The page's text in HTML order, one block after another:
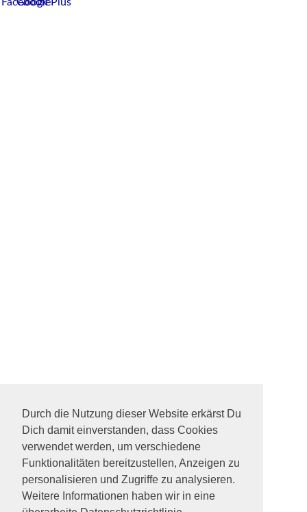
Durch die Nutzung dieser Website erkärst Du
Dich damit einverstanden, dass Cookies
verwendet werden, um verschiedene
Funktionalitäten bereitzustellen, Anzeigen zu
personalisieren und Zugriffe zu analysieren.
Weitere Informationen haben wir in eine